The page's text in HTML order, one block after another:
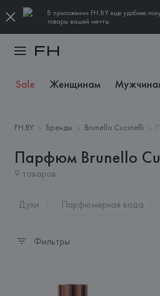
В приложении FH.BY еще удобнее
товары вашей мечты
Sale Женщинам
FH.BY Бренды Brunello Cucinelli
Парфюм Brunello
9 товаров
Духи Парфюмерная вода
Фильтры